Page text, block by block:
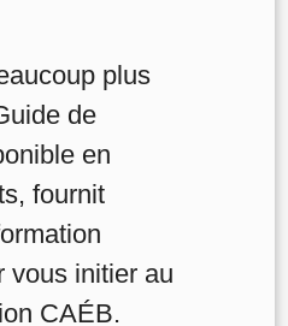
plus
de
en
fournit
vous initier au
CAÉB.